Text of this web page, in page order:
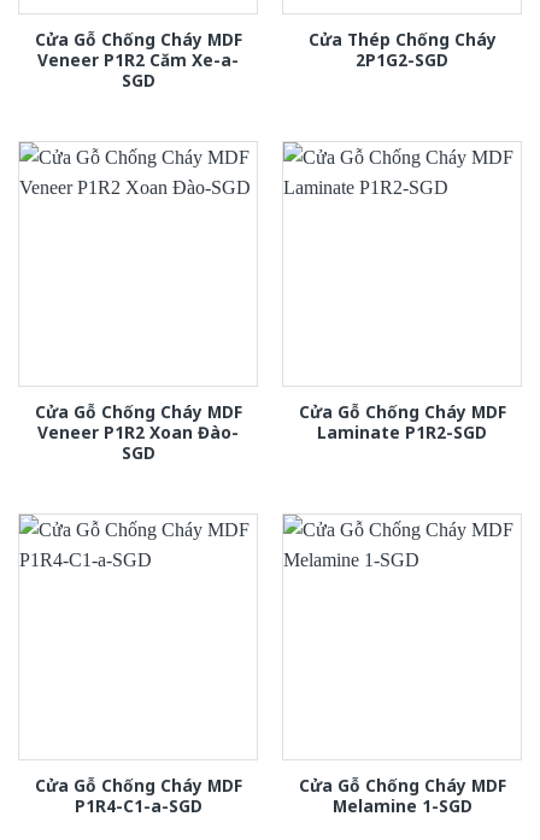
Cửa Gỗ Chống Cháy MDF
Veneer P1R2 Căm Xe-a-
SGD
Cửa Thép Chống Cháy
2P1G2-SGD
Cửa Gỗ Chống Cháy MDF
Veneer P1R2 Xoan Đào-
SGD
Cửa Gỗ Chống Cháy MDF
Laminate P1R2-SGD
Cửa Gỗ Chống Cháy MDF
P1R4-C1-a-SGD
Cửa Gỗ Chống Cháy MDF
Melamine 1-SGD